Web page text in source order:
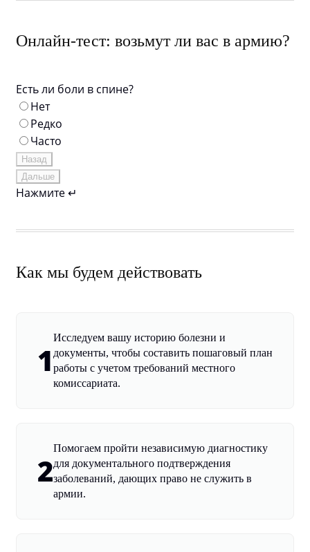
Онлайн-тест: возьмут ли вас в армию?
Есть ли боли в спине?
Нет
Редко
Часто
Назад
Дальше
Нажмите ↵
Как мы будем действовать
1
Исследуем вашу историю болезни и
документы, чтобы составить пошаговый план
работы с учетом требований местного
комиссариата.
2
Помогаем пройти независимую диагностику
для документального подтверждения
заболеваний, дающих право не служить в
армии.